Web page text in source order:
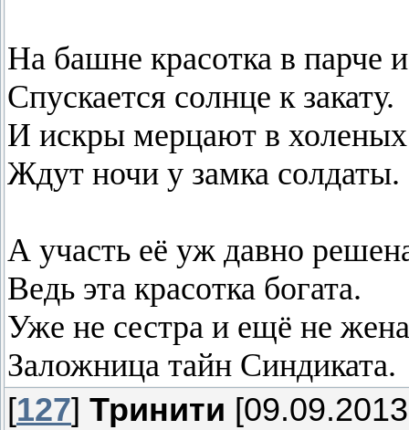
На башне красотка в парче
Спускается солнце к закату.
И искры мерцают в холеных
Ждут ночи у замка солдаты.
А участь её уж давно
Ведь эта красотка богата.
Уже не сестра и ещё не
Заложница тайн Синдиката.
[127] Тринити